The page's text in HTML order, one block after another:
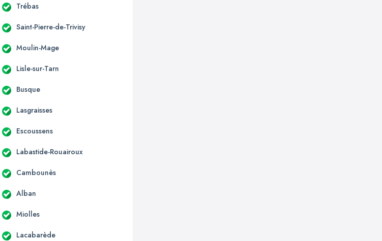
Trébas
Saint-Pierre-de-Trivisy
Moulin-Mage
Lisle-sur-Tarn
Busque
Lasgraisses
Escoussens
Labastide-Rouairoux
Cambounès
Alban
Miolles
Lacabarède